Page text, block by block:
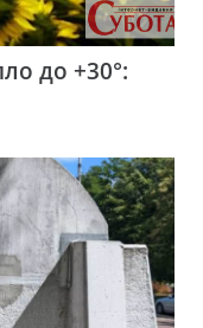
до +30°: